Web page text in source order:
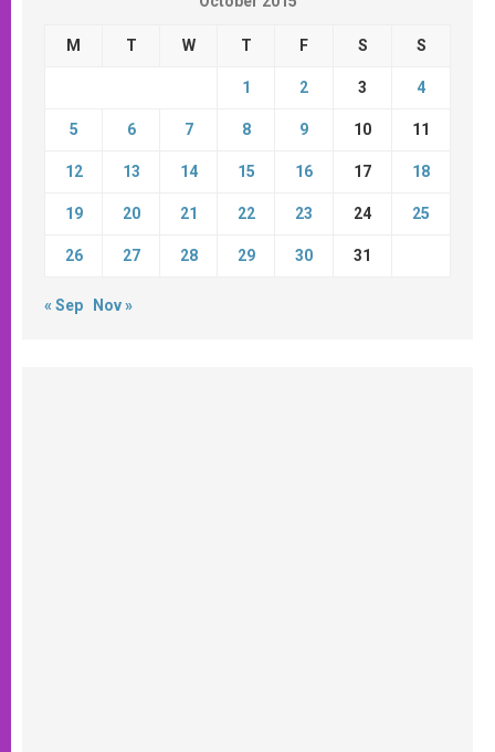
M T W T F S S
1 2 3 4
5 6 7 8 9 10 11
12 13 14 15 16 17 18
19 20 21 22 23 24 25
26 27 28 29 30 31
« Sep Nov »